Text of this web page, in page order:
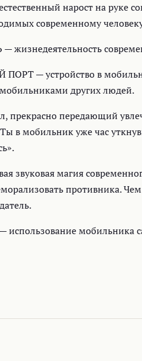
нарост на руке
современному
жизнедеятельность
— устройство в
мобильниками других людей.
прекрасно передающий
в мобильник уже час
звуковая магия
противника.
мобильника